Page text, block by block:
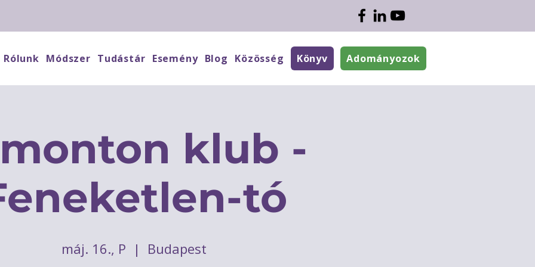
Rólunk Módszer Tudástár Esemény Blog Közösség Könyv Adományozok
klub -
tó
máj. 16., P
  |
Budapest